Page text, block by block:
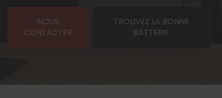
NOUS
CONTACTER
TROUVEZ LA BONNE
BATTERIE